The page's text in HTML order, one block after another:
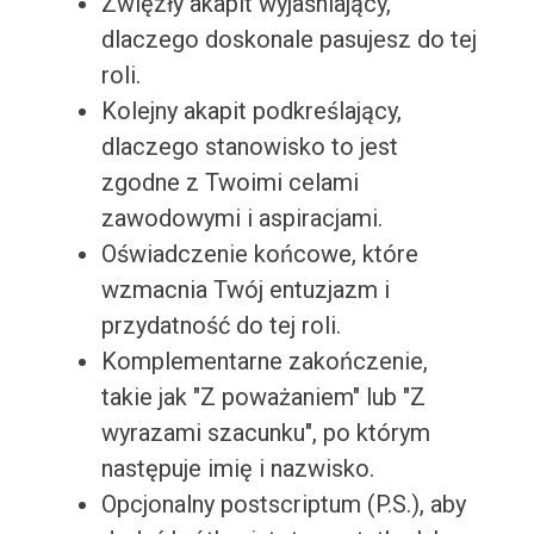
dlaczego doskonale pasujesz do tej
roli.
Kolejny akapit podkreślający,
dlaczego stanowisko to jest
zgodne z Twoimi celami
zawodowymi i aspiracjami.
Oświadczenie końcowe, które
wzmacnia Twój entuzjazm i
przydatność do tej roli.
Komplementarne zakończenie,
takie jak "Z poważaniem" lub "Z
wyrazami szacunku", po którym
następuje imię i nazwisko.
Opcjonalny postscriptum (P.S.), aby